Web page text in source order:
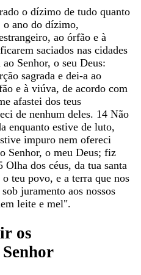
o dízimo de tudo quanto
o ano do dízimo,
, ao órfão e à
ficarem saciados nas cidades
ao Senhor, o seu Deus:
sagrada e dei-a ao
e à viúva, de acordo com
afastei dos teus
de nenhum deles. 14 Não
enquanto estive de luto,
impuro nem ofereci
Senhor, o meu Deus; fiz
Olha dos céus, da tua santa
o teu povo, e a terra que nos
sob juramento aos nossos
leite e mel".
os
Senhor